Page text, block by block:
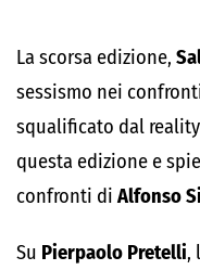
La scorsa edizione,
sessismo nei
squalificato dal reality
questa edizione e
confronti di Alfonso
Su Pierpaolo Pretelli,